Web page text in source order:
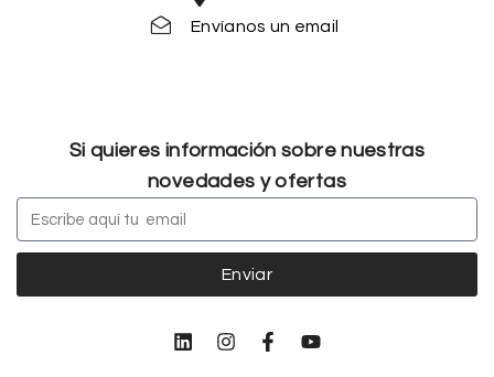
Envíanos un email
Si quieres información sobre nuestras
novedades y ofertas
Enviar